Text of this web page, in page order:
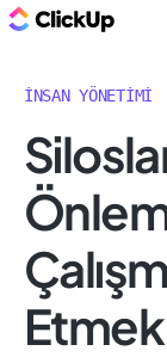
İNSAN YÖNETIMI
Etmek